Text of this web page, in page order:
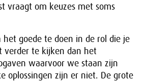
vraagt om keuzes met soms
het goede te doen in de rol die je
verder te kijken dan het
waarvoor we staan zijn
oplossingen zijn er niet. De grote